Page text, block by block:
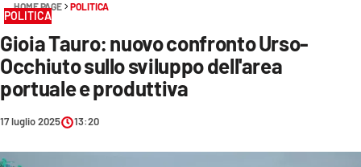
Sezioni
CRONACA
POLITICA
SANITÀ
AMBIENTE
HOME PAGE POLITICA
POLITICA
Gioia Tauro: nuovo confronto Urso-
Occhiuto sullo sviluppo dell'area
portuale e produttiva
17 luglio 2025 13:20